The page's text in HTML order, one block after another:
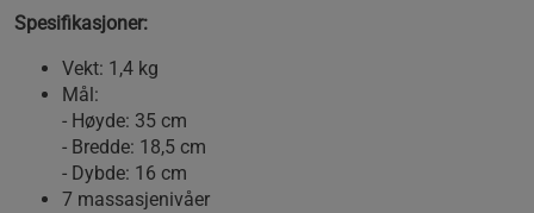
Spesifikasjoner:
Vekt: 1,4 kg
Mål:
- Høyde: 35 cm
- Bredde: 18,5 cm
- Dybde: 16 cm
7 massasjenivåer